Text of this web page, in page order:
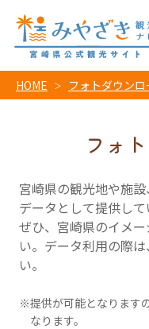
HOME フォトダウンロ
フォ
宮崎県の観光地や施
データとして提供して
ぜひ、宮崎県のイメ
い。データ利用の際
い。
提供が可能となります
なります。